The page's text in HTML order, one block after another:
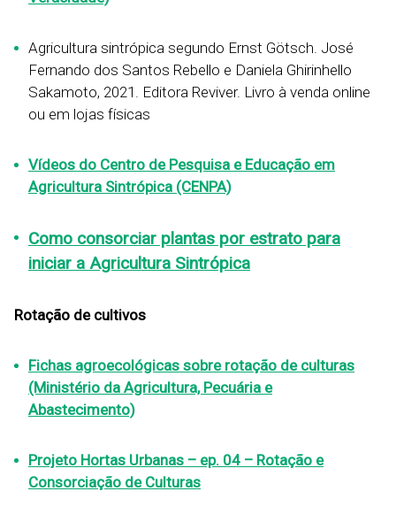
Agricultura sintrópica segundo Ernst Götsch. José
Fernando dos Santos Rebello e Daniela Ghirinhello
Sakamoto, 2021. Editora Reviver. Livro à venda online
ou em lojas físicas
Vídeos do Centro de Pesquisa e Educação em
Agricultura Sintrópica (CENPA)
Como consorciar plantas por estrato para
iniciar a Agricultura Sintrópica
Rotação de cultivos
Fichas agroecológicas sobre rotação de culturas
(Ministério da Agricultura, Pecuária e
Abastecimento)
Projeto Hortas Urbanas – ep. 04 – Rotação e
Consorciação de Culturas